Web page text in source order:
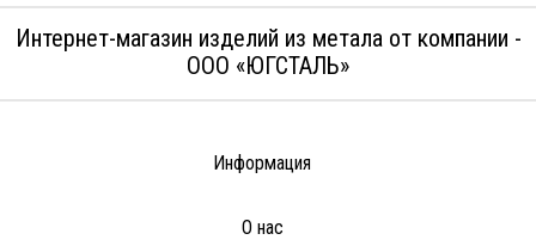
Интернет-магазин изделий из метала от компании -
ООО «ЮГСТАЛЬ»
Информация
О нас